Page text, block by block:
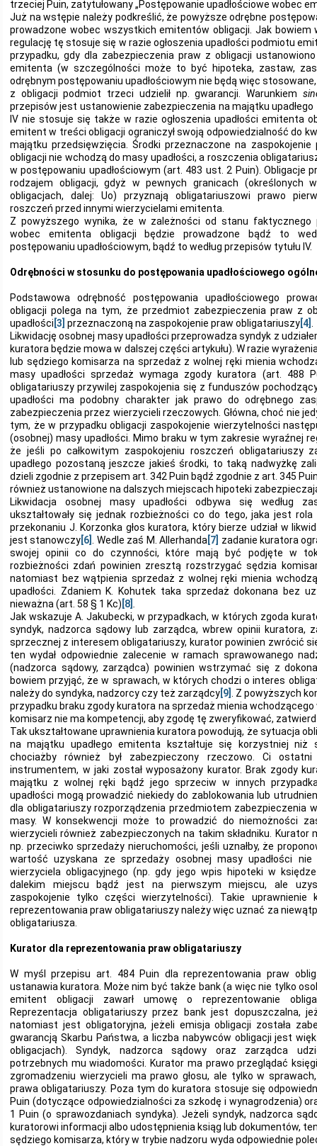
trzeciej Puin, zatytułowany „Postępowanie upadłościowe wobec
Już na wstępie należy podkreślić, że powyższe odrębne
prowadzone wobec wszystkich emitentów obligacji. Jak bowiem
regulację tę stosuje się w razie ogłoszenia upadłości podmiotu
przypadku, gdy dla zabezpieczenia praw z obligacji
emitenta (w szczególności może to być hipoteka, zastaw,
odrębnym postępowaniu upadłościowym nie będą więc
z obligacji podmiot trzeci udzielił np. gwarancji. Warunkiem
przepisów jest ustanowienie zabezpieczenia na majątku
IV nie stosuje się także w razie ogłoszenia upadłości emitenta
emitent w treści obligacji ograniczył swoją odpowiedzialność do
majątku przedsięwzięcia. Środki przeznaczone na
obligacji nie wchodzą do masy upadłości, a roszczenia
w postępowaniu upadłościowym (art. 483 ust. 2 Puin). Obligacje
rodzajem obligacji, gdyż w pewnych granicach
obligacjach, dalej: Uo) przyznają obligatariuszowi prawo
roszczeń przed innymi wierzycielami emitenta.
Z powyższego wynika, że w zależności od stanu faktycznego
wobec emitenta obligacji będzie prowadzone bądź to
postępowaniu upadłościowym, bądź to według przepisów tytułu IV.
Odrębności w stosunku do postępowania upadłościowego
Podstawowa odrębność postępowania upadłościowego
obligacji polega na tym, że przedmiot zabezpieczenia praw z
upadłości [3] przeznaczoną na zaspokojenie praw obligatariuszy [4]
Likwidację osobnej masy upadłości przeprowadza syndyk z
kuratora będzie mowa w dalszej części artykułu). W razie
lub sędziego komisarza na sprzedaż z wolnej ręki mienia
masy upadłości sprzedaż wymaga zgody kuratora (art. 488
obligatariuszy przywilej zaspokojenia się z funduszów
upadłości ma podobny charakter jak prawo do odrębnego
zabezpieczenia przez wierzycieli rzeczowych. Główna, choć nie
tym, że w przypadku obligacji zaspokojenie wierzytelności
(osobnej) masy upadłości. Mimo braku w tym zakresie wyraźnej
że jeśli po całkowitym zaspokojeniu roszczeń obligatariuszy
upadłego pozostaną jeszcze jakieś środki, to taką nadwyżkę
dzieli zgodnie z przepisem art. 342 Puin bądź zgodnie z art. 345
również ustanowione na dalszych miejscach hipoteki
Likwidacja osobnej masy upadłości odbywa się według
ukształtowały się jednak rozbieżności co do tego, jaka jest
przekonaniu J. Korzonka głos kuratora, który bierze udział w
jest stanowczy [6] . Wedle zaś M. Allerhanda [7] zadanie kuratora
swojej opinii co do czynności, które mają być podjęte w
rozbieżności zdań powinien zresztą rozstrzygać sędzia
natomiast bez wątpienia sprzedaż z wolnej ręki mienia
upadłości. Zdaniem K. Kohutek taka sprzedaż dokonana bez
nieważna (art. 58 § 1 Kc) [8]
Jak wskazuje A. Jakubecki, w przypadkach, w których zgoda
syndyk, nadzorca sądowy lub zarządca, wbrew opinii kuratora,
sprzecznej z interesem obligatariuszy, kurator powinien zwrócić
ten wydał odpowiednie zalecenie w ramach sprawowanego
(nadzorca sądowy, zarządca) powinien wstrzymać się z
bowiem przyjąć, że w sprawach, w których chodzi o interes
należy do syndyka, nadzorcy czy też zarządcy [9]
. Z powyższych
przypadku braku zgody kuratora na sprzedaż mienia wchodzącego
komisarz nie ma kompetencji, aby zgodę tę zweryfikować,
Tak ukształtowane uprawnienia kuratora powodują, że sytuacja
na majątku upadłego emitenta kształtuje się korzystniej niż
chociażby również był zabezpieczony rzeczowo. Ci
instrumentem, w jaki został wyposażony kurator. Brak zgody
majątku z wolnej ręki bądź jego sprzeciw w innych
upadłości mogą prowadzić niekiedy do zablokowania lub
dla obligatariuszy rozporządzenia przedmiotem zabezpieczenia
masy. W konsekwencji może to prowadzić do niemożności
wierzycieli również zabezpieczonych na takim składniku. Kurator
np. przeciwko sprzedaży nieruchomości, jeśli uznałby, że
wartość uzyskana ze sprzedaży osobnej masy upadłości
wierzyciela obligacyjnego (np. gdy jego wpis hipoteki w
dalekim miejscu bądź jest na pierwszym miejscu, ale
zaspokojenie tylko części wierzytelności). Takie uprawnienie
reprezentowania praw obligatariuszy należy więc uznać za
obligatariusza.
Kurator dla reprezentowania praw obligatariuszy
W myśl przepisu art. 484 Puin dla reprezentowania praw
ustanawia kuratora. Może nim być także bank (a więc nie tylko
emitent obligacji zawarł umowę o reprezentowanie
Reprezentacja obligatariuszy przez bank jest dopuszczalna,
natomiast jest obligatoryjna, jeżeli emisja obligacji została
gwarancją Skarbu Państwa, a liczba nabywców obligacji jest
obligacjach). Syndyk, nadzorca sądowy oraz zarządca
potrzebnych mu wiadomości. Kurator ma prawo przeglądać
zgromadzeniu wierzycieli ma prawo głosu, ale tylko w
prawa obligatariuszy. Poza tym do kuratora stosuje się
Puin (dotyczące odpowiedzialności za szkodę i wynagrodzenia)
1 Puin (o sprawozdaniach syndyka). Jeżeli syndyk, nadzorca
kuratorowi informacji albo udostępnienia ksiąg lub dokumentów,
sędziego komisarza, który w trybie nadzoru wyda odpowiednie